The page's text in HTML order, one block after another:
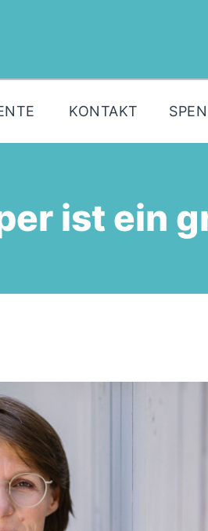
KONTAKT
ist ein
WERDEN!